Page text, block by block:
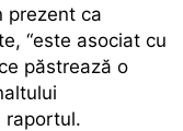
prezent ca
“este asociat cu
păstrează o
raportul.